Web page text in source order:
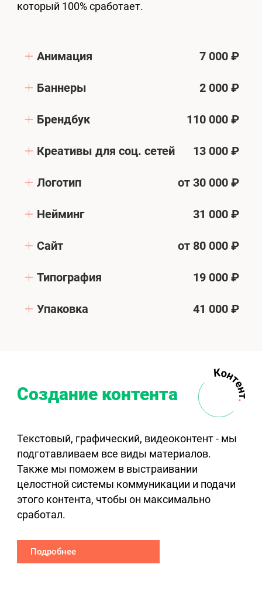
который 100% сработает.
Анимация 7 000 ₽
Баннеры 2 000 ₽
Брендбук 110 000 ₽
Креативы для соц. сетей 13 000 ₽
Логотип от 30 000 ₽
Нейминг 31 000 ₽
Сайт от 80 000 ₽
Типография 19 000 ₽
Упаковка 41 000 ₽
Создание контента
Текстовый, графический, видеоконтент - мы
подготавливаем все виды материалов.
Также мы поможем в выстраивании
целостной системы коммуникации и подачи
этого контента, чтобы он максимально
сработал.
Подробнее